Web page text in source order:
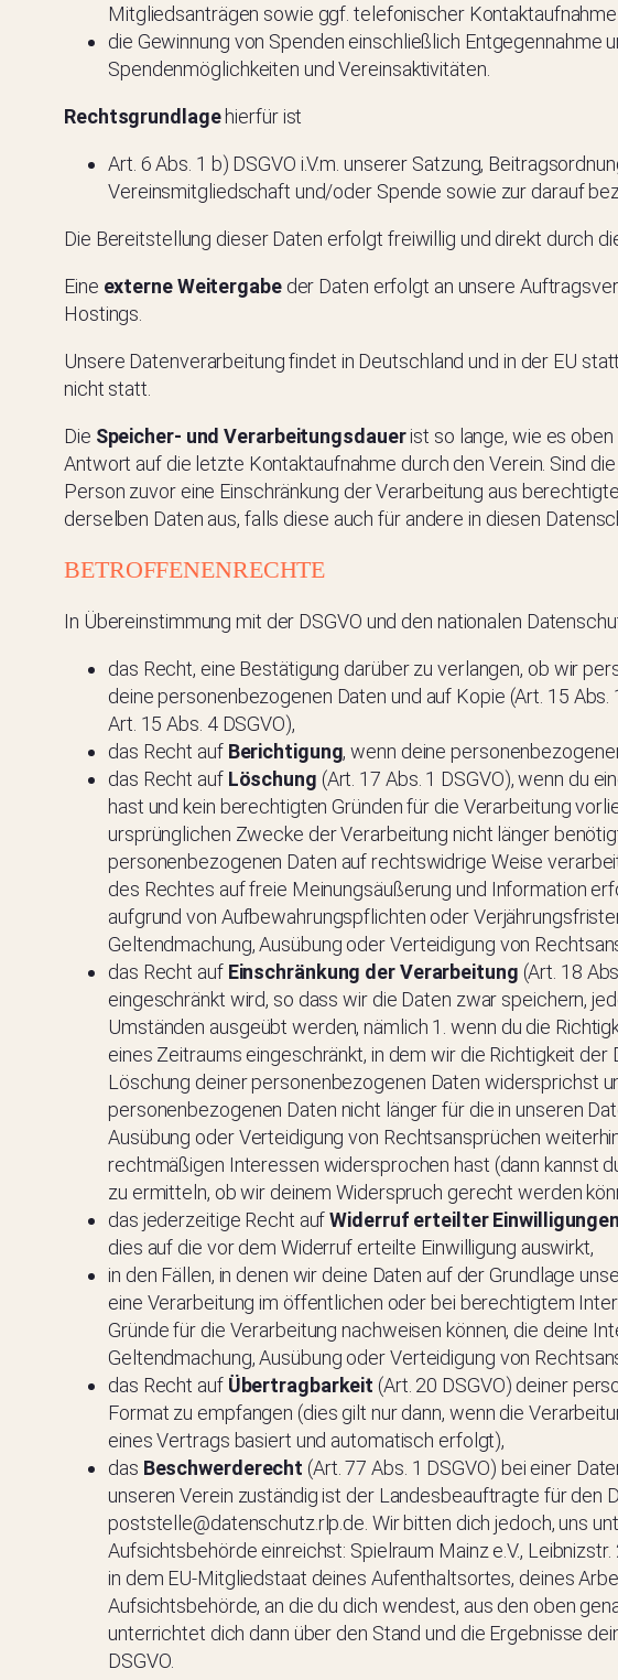
Mitgliedsanträgen sowie ggf. telefonischer Kontaktaufnahme
die Gewinnung von Spenden einschließlich
Spendenmöglichkeiten und Vereinsaktivitäten.
Rechtsgrundlagehierfür ist
Art. 6 Abs. 1 b) DSGVO i.V.m. unserer Satzung,
Vereinsmitgliedschaft und/oder Spende sowie zur darauf
Die Bereitstellung dieser Daten erfolgt freiwillig und direkt durch
Eine externe Weitergabeder Daten erfolgt an unsere
Hostings.
Unsere Datenverarbeitung findet in Deutschland und in der EU
nicht statt.
Die Speicher- und Verarbeitungsdauerist so lange, wie es
Antwort auf die letzte Kontaktaufnahme durch den Verein. Sind
Person zuvor eine Einschränkung der Verarbeitung aus
derselben Daten aus, falls diese auch für andere in diesen
BETROFFENENRECHTE
In Übereinstimmung mit der DSGVO und den nationalen
das Recht, eine Bestätigung darüber zu verlangen, ob wir
deine personenbezogenen Daten und auf Kopie (Art. 15
Art. 15 Abs. 4 DSGVO),
das Recht auf Berichtigung, wenn deine
das Recht auf Löschung (Art. 17 Abs. 1 DSGVO), wenn du
hast und kein berechtigten Gründen für die Verarbeitung
ursprünglichen Zwecke der Verarbeitung nicht länger
personenbezogenen Daten auf rechtswidrige Weise
des Rechtes auf freie Meinungsäußerung und Information
aufgrund von Aufbewahrungspflichten oder
Geltendmachung, Ausübung oder Verteidigung von
das Recht auf Einschränkung der Verarbeitung (Art. 18
eingeschränkt wird, so dass wir die Daten zwar speichern,
Umständen ausgeübt werden, nämlich 1. wenn du die
eines Zeitraums eingeschränkt, in dem wir die Richtigkeit
Löschung deiner personenbezogenen Daten widersprichst
personenbezogenen Daten nicht länger für die in unseren
Ausübung oder Verteidigung von Rechtsansprüchen
rechtmäßigen Interessen widersprochen hast (dann kannst
zu ermitteln, ob wir deinem Widerspruch gerecht werden
das jederzeitige Recht aufWiderruf erteilter Einwilligungen
dies auf die vor dem Widerruf erteilte Einwilligung auswirkt,
in den Fällen, in denen wir deine Daten auf der Grundlage
eine Verarbeitung im öffentlichen oder bei berechtigtem
Gründe für die Verarbeitung nachweisen können, die deine
Geltendmachung, Ausübung oder Verteidigung von
das Recht auf Übertragbarkeit (Art. 20 DSGVO) deiner
Format zu empfangen (dies gilt nur dann, wenn die
eines Vertrags basiert und automatisch erfolgt),
das Beschwerderecht (Art. 77 Abs. 1 DSGVO) bei einer
unseren Verein zuständig ist der Landesbeauftragte für den
poststelle@datenschutz.rlp.de. Wir bitten dich jedoch, uns
Aufsichtsbehörde einreichst: Spielraum Mainz e.V.,
in dem EU-Mitgliedstaat deines Aufenthaltsortes, deines
Aufsichtsbehörde, an die du dich wendest, aus den oben
unterrichtet dich dann über den Stand und die Ergebnisse
DSGVO.